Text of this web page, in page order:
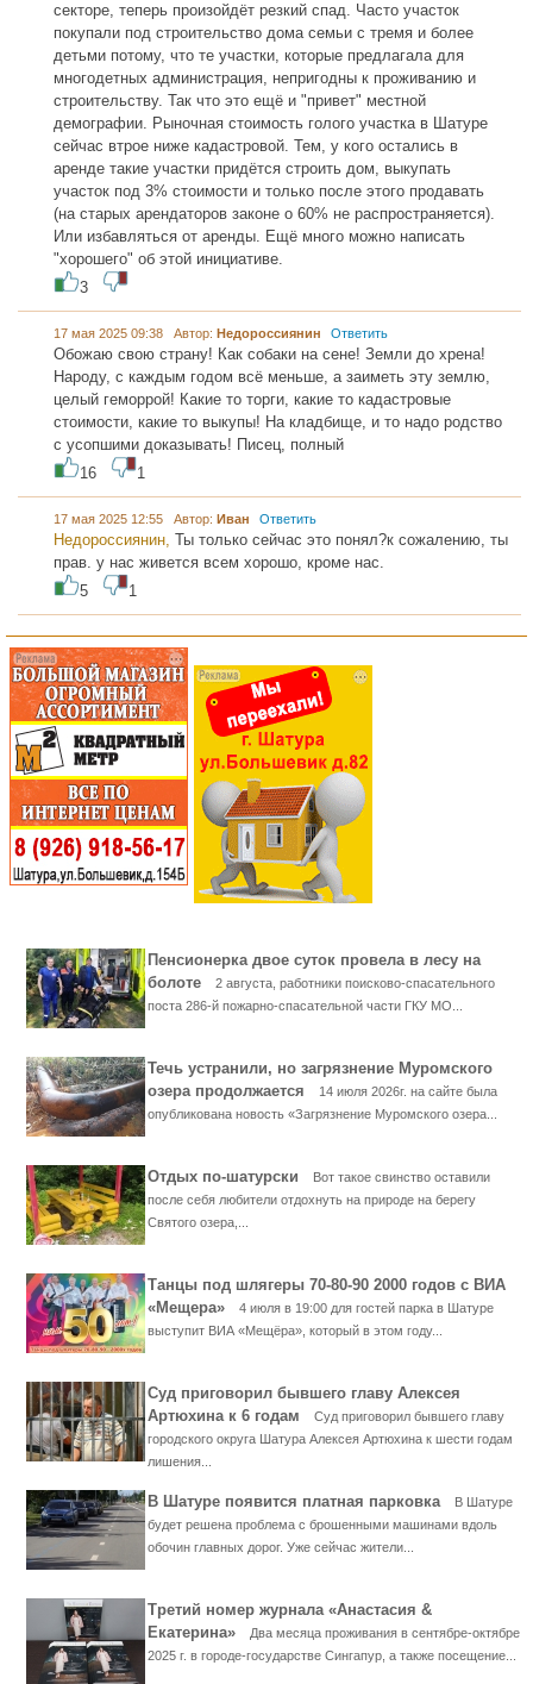
секторе, теперь произойдёт резкий спад. Часто участок
покупали под строительство дома семьи с тремя и более
детьми потому, что те участки, которые предлагала для
многодетных администрация, непригодны к проживанию и
строительству. Так что это ещё и "привет" местной
демографии. Рыночная стоимость голого участка в Шатуре
сейчас втрое ниже кадастровой. Тем, у кого остались в
аренде такие участки придётся строить дом, выкупать
участок под 3% стоимости и только после этого продавать
(на старых арендаторов законе о 60% не распространяется).
Или избавляться от аренды. Ещё много можно написать
"хорошего" об этой инициативе.
3
17 мая 2025 09:38 Автор: Недороссиянин Ответить
Обожаю свою страну! Как собаки на сене! Земли до хрена!
Народу, с каждым годом всё меньше, а заиметь эту землю,
целый геморрой! Какие то торги, какие то кадастровые
стоимости, какие то выкупы! На кладбище, и то надо родство
с усопшими доказывать! Писец, полный
16
1
17 мая 2025 12:55 Автор: Иван Ответить
Недороссиянин, Ты только сейчас это понял?к сожалению, ты
прав. у нас живется всем хорошо, кроме нас.
5
1
Пенсионерка двое суток провела в лесу на
болоте
2 августа, работники поисково-спасательного
поста 286-й пожарно-спасательной части ГКУ МО...
Течь устранили, но загрязнение Муромского
озера продолжается
14 июля 2026г. на сайте была
опубликована новость «Загрязнение Муромского озера...
Отдых по-шатурски
Вот такое свинство оставили
после себя любители отдохнуть на природе на берегу
Святого озера,...
Танцы под шлягеры 70-80-90 2000 годов с ВИА
«Мещера»
4 июля в 19:00 для гостей парка в Шатуре
выступит ВИА «Мещёра», который в этом году...
Суд приговорил бывшего главу Алексея
Артюхина к 6 годам
Суд приговорил бывшего главу
городского округа Шатура Алексея Артюхина к шести годам
лишения...
В Шатуре появится платная парковка
В Шатуре
будет решена проблема с брошенными машинами вдоль
обочин главных дорог. Уже сейчас жители...
Третий номер журнала «Анастасия &
Екатерина»
Два месяца проживания в сентябре-октябре
2025 г. в городе-государстве Сингапур, а также посещение...